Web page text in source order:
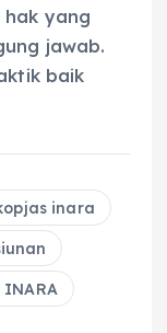
hak yang
jawab.
baik
inara